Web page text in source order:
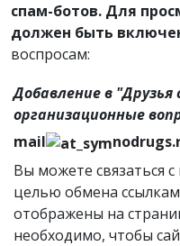
спам-ботов. Для
должен быть
воспросам:
Добавление в "Друзья
организационные
mail
Вы можете связаться
целью обмена
отображены на
необходимо, чтобы